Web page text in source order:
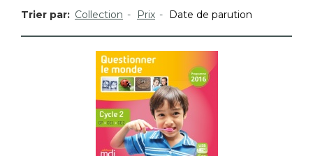
Trier par: Collection Prix Date de parution